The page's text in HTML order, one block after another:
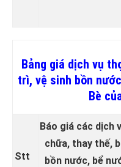
Bảng giá dịch vụ
trì, vệ sinh bồn
Bè
Stt
Báo giá các dịch
chữa, thay thế,
bồn nước, bể